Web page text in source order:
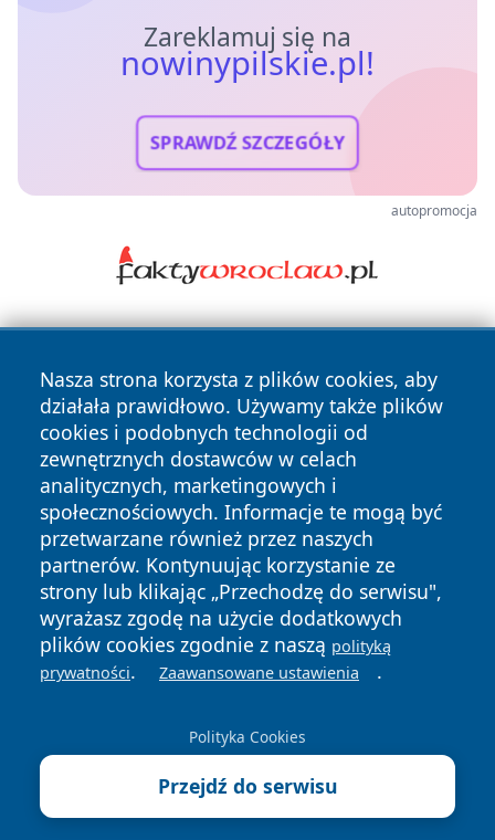
Zareklamuj się na
nowinypilskie.pl!
SPRAWDŹ SZCZEGÓŁY
autopromocja
Nasza strona korzysta z plików cookies, aby
działała prawidłowo. Używamy także plików
cookies i podobnych technologii od
zewnętrznych dostawców w celach
analitycznych, marketingowych i
społecznościowych. Informacje te mogą być
przetwarzane również przez naszych
partnerów. Kontynuując korzystanie ze
strony lub klikając „Przechodzę do serwisu",
wyrażasz zgodę na użycie dodatkowych
plików cookies zgodnie z naszą polityką
prywatności. Zaawansowane ustawienia .
Polityka Cookies
Przejdź do serwisu
Copyright © 2026 nowinypilskie.pl Wszystkie prawa
zastrzeżone.
News Autorzy
Polityka
Prywatności
Polityka
Cookies